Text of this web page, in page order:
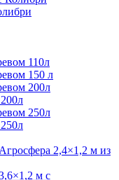
110л
150 л
200л
250л
2,4×1,2 м из
м с